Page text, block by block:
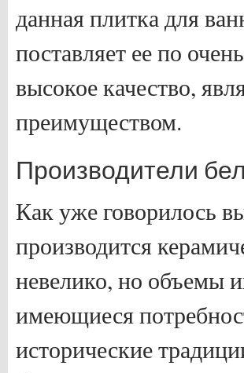
данная плитка для
поставляет ее по
высокое качество,
преимуществом.
Производители
Как уже говорилось
производится
невелико, но объемы
имеющиеся
исторические